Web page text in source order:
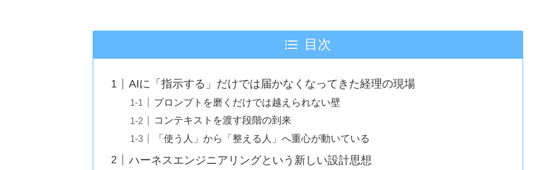
目次
AIに「指示する」だけでは届かなくなってきた経理の現場
プロンプトを磨くだけでは越えられない壁
コンテキストを渡す段階の到来
「使う人」から「整える人」へ重心が動いている
ハーネスエンジニアリングという新しい設計思想